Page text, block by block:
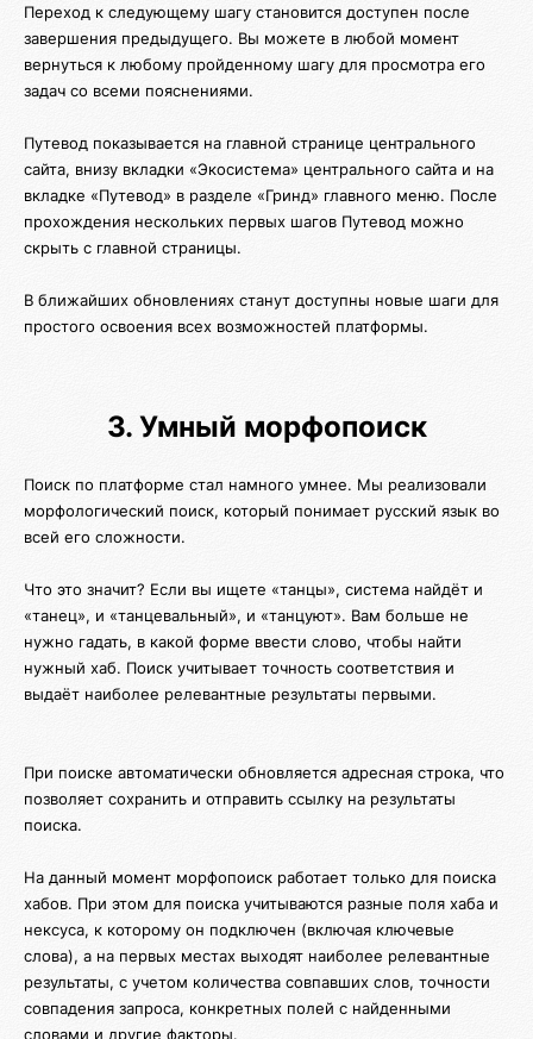
Переход к следующему шагу становится доступен после
завершения предыдущего. Вы можете в любой момент
вернуться к любому пройденному шагу для просмотра его
задач со всеми пояснениями.
Путевод показывается на главной странице центрального
сайта, внизу вкладки «Экосистема» центрального сайта и на
вкладке «Путевод» в разделе «Гринд» главного меню. После
прохождения нескольких первых шагов Путевод можно
скрыть с главной страницы.
В ближайших обновлениях станут доступны новые шаги для
простого освоения всех возможностей платформы.
3. Умный морфопоиск
Поиск по платформе стал намного умнее. Мы реализовали
морфологический поиск, который понимает русский язык во
всей его сложности.
Что это значит? Если вы ищете «танцы», система найдёт и
«танец», и «танцевальный», и «танцуют». Вам больше не
нужно гадать, в какой форме ввести слово, чтобы найти
нужный хаб. Поиск учитывает точность соответствия и
выдаёт наиболее релевантные результаты первыми.
При поиске автоматически обновляется адресная строка, что
позволяет сохранить и отправить ссылку на результаты
поиска.
На данный момент морфопоиск работает только для поиска
хабов. При этом для поиска учитываются разные поля хаба и
нексуса, к которому он подключен (включая ключевые
слова), а на первых местах выходят наиболее релевантные
результаты, с учетом количества совпавших слов, точности
совпадения запроса, конкретных полей с найденными
словами и другие факторы.